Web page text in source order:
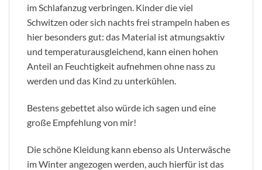
im Schlafanzug verbringen. Kinder die viel
Schwitzen oder sich nachts frei strampeln haben es
hier besonders gut: das Material ist atmungsaktiv
und temperaturausgleichend, kann einen hohen
Anteil an Feuchtigkeit aufnehmen ohne nass zu
werden und das Kind zu unterkühlen.
Bestens gebettet also würde ich sagen und eine
große Empfehlung von mir!
Die schöne Kleidung kann ebenso als Unterwäsche
im Winter angezogen werden, auch hierfür ist das